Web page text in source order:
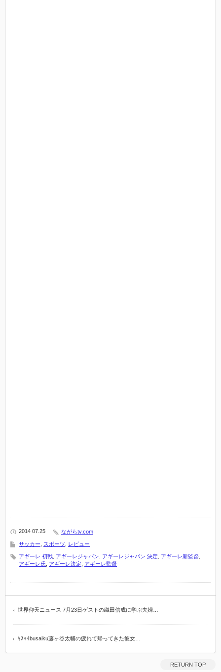
2014 07.25 ながらtv.com
サッカー スポーツ レビュー
アギーレ 初戦 アギーレジャパン アギーレジャパン 決定 アギーレ新監督
アギーレ氏
アギーレ決定 アギーレ監督
世界仰天ニュース 7月23日ゲストの織田信成に学ぶ夫婦…
ｷｽﾏｲbusaiku藤ヶ谷太輔の疲れて帰ってきた彼女…
RETURN TOP